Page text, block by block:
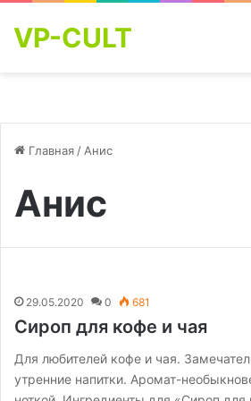
VP-CULT
Главная / Анис
Анис
29.05.2020 0 681
Сироп для кофе и чая
Для любителей кофе и чая.
утренние напитки. Аромат-